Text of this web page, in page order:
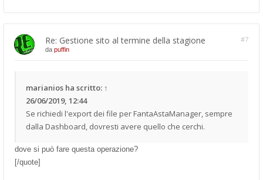
Re: Gestione sito al termine della stagione #7
da puffin
marianios ha scritto: ↑
26/06/2019, 12:44
Se richiedi l'export dei file per FantaAstaManager, sempre
dalla Dashboard, dovresti avere quello che cerchi.
dove si può fare questa operazione?
[/quote]